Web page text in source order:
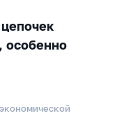
особенно